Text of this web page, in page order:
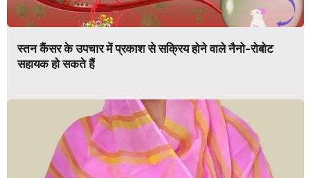
स्तन कैंसर के उपचार में प्रकाश से सक्रिय होने वाले नैनो-रोबोट
सहायक हो सकते हैं